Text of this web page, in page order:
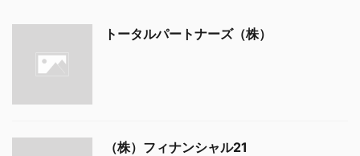
トータルパートナーズ（株）
（株）フィナンシャル21